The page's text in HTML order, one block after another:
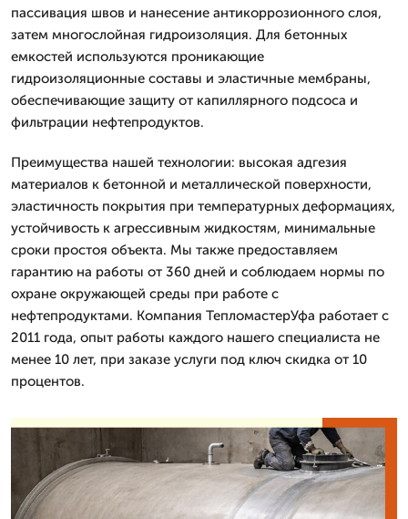
пассивация швов и нанесение антикоррозионного слоя,
затем многослойная гидроизоляция. Для бетонных
емкостей используются проникающие
гидроизоляционные составы и эластичные мембраны,
обеспечивающие защиту от капиллярного подсоса и
фильтрации нефтепродуктов.
Преимущества нашей технологии: высокая адгезия
материалов к бетонной и металлической поверхности,
эластичность покрытия при температурных деформациях,
устойчивость к агрессивным жидкостям, минимальные
сроки простоя объекта. Мы также предоставляем
гарантию на работы от 360 дней и соблюдаем нормы по
охране окружающей среды при работе с
нефтепродуктами. Компания ТепломастерУфа работает с
2011 года, опыт работы каждого нашего специалиста не
менее 10 лет, при заказе услуги под ключ скидка от 10
процентов.